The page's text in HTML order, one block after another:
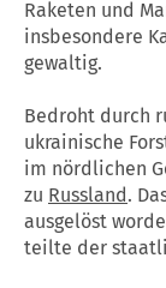
Raketen und
insbesondere
gewaltig.
Bedroht durch
ukrainische
im nördlichen
zu Russland .
ausgelöst
teilte der